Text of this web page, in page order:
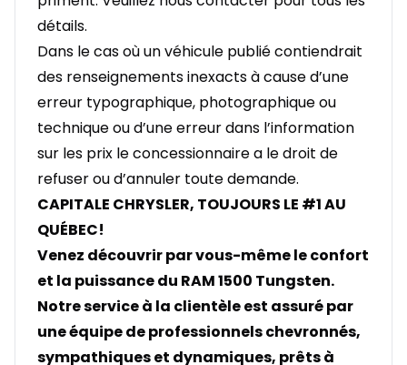
détails.
Dans le cas où un véhicule publié contiendrait
des renseignements inexacts à cause d’une
erreur typographique, photographique ou
technique ou d’une erreur dans l’information
sur les prix le concessionnaire a le droit de
refuser ou d’annuler toute demande.
CAPITALE CHRYSLER, TOUJOURS LE #1 AU
QUÉBEC!
Venez découvrir par vous-même le confort
et la puissance du RAM 1500 Tungsten.
Notre service à la clientèle est assuré par
une équipe de professionnels chevronnés,
sympathiques et dynamiques, prêts à